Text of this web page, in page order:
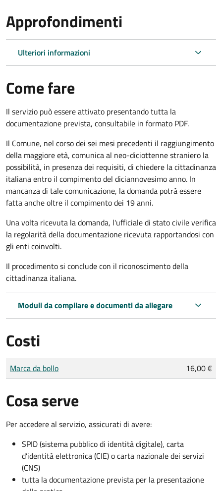
Approfondimenti
Ulteriori informazioni
Come fare
Il servizio può essere attivato presentando tutta la
documentazione prevista, consultabile in formato PDF.
Il Comune, nel corso dei sei mesi precedenti il raggiungimento
della maggiore età, comunica al neo-diciottenne straniero la
possibilità, in presenza dei requisiti, di chiedere la cittadinanza
italiana entro il compimento del diciannovesimo anno. In
mancanza di tale comunicazione, la domanda potrà essere
fatta anche oltre il compimento dei 19 anni.
Una volta ricevuta la domanda, l'ufficiale di stato civile verifica
la regolarità della documentazione ricevuta rapportandosi con
gli enti coinvolti.
Il procedimento si conclude con il riconoscimento della
cittadinanza italiana.
Moduli da compilare e documenti da allegare
Costi
Tipo di pagamento
Importo
Marca da bollo 16,00 €
Cosa serve
Per accedere al servizio, assicurati di avere:
SPID (sistema pubblico di identità digitale), carta
d’identità elettronica (CIE) o carta nazionale dei servizi
(CNS)
tutta la documentazione prevista per la presentazione